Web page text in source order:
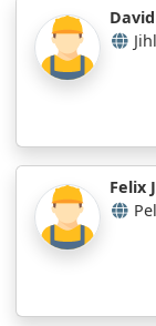
Felix